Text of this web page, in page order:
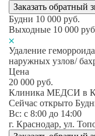
Заказать обратный
Будни 10 000 руб.
Выходные 10 000
Удаление
наружных узлов/
Цена
20 000 руб.
Клиника МЕДСИ в
Сейчас открыто
Вс: c 8:00 до 14:00
г. Краснодар, ул.